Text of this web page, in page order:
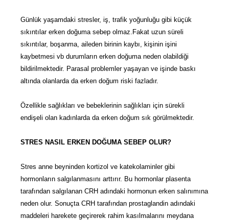
Günlük yaşamdaki stresler, iş, trafik yoğunluğu gibi küçük
sıkıntılar erken doğuma sebep olmaz.Fakat uzun süreli
sıkıntılar, boşanma, aileden birinin kaybı, kişinin işini
kaybetmesi vb durumların erken doğuma neden olabildiği
bildirilmektedir. Parasal problemler yaşayan ve işinde baskı
altında olanlarda da erken doğum riski fazladır.
Özellikle sağlıkları ve bebeklerinin sağlıkları için sürekli
endişeli olan kadınlarda da erken doğum sık görülmektedir.
STRES NASIL ERKEN DOĞUMA SEBEP OLUR?
Stres anne beyninden kortizol ve katekolaminler gibi
hormonların salgılanmasını arttırır. Bu hormonlar plasenta
tarafından salgılanan CRH adındaki hormonun erken salınımına
neden olur. Sonuçta CRH tarafından prostaglandin adındaki
maddeleri harekete geçirerek rahim kasılmalarını meydana